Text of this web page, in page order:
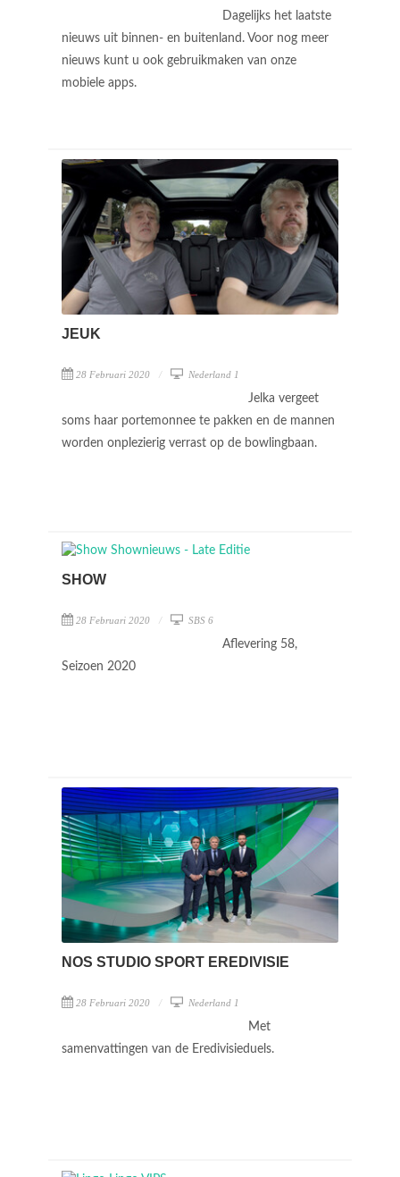
Dagelijks het laatste
nieuws uit binnen- en buitenland. Voor nog meer
nieuws kunt u ook gebruikmaken van onze
mobiele apps.
JEUK
28 Februari 2020 Nederland 1
Jelka vergeet
soms haar portemonnee te pakken en de mannen
worden onplezierig verrast op de bowlingbaan.
SHOW
28 Februari 2020 SBS 6
Aflevering 58,
Seizoen 2020
NOS STUDIO SPORT EREDIVISIE
28 Februari 2020 Nederland 1
Met
samenvattingen van de Eredivisieduels.